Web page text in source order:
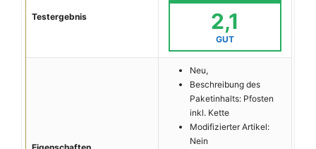
Testergebnis 2,1
GUT
Neu,
Beschreibung des
Paketinhalts: Pfosten
inkl. Kette
Modifizierter Artikel:
Nein